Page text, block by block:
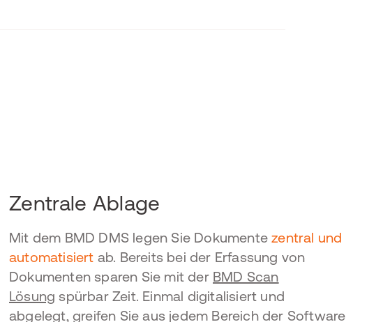
Zentrale Ablage
Mit dem BMD DMS legen Sie Dokumentezentral und
automatisiert ab. Bereits bei der Erfassung von
Dokumenten sparen Sie mit der BMD Scan
Lösung spürbar Zeit. Einmal digitalisiert und
abgelegt, greifen Sie aus jedem Bereich der Software